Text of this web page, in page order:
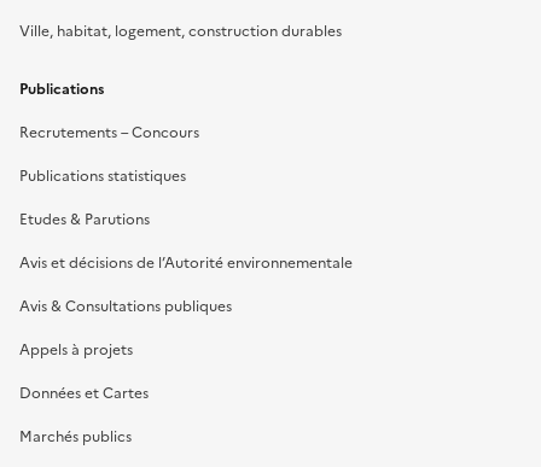
Ville, habitat, logement, construction durables
Publications
Recrutements – Concours
Publications statistiques
Etudes & Parutions
Avis et décisions de l’Autorité environnementale
Avis & Consultations publiques
Appels à projets
Données et Cartes
Marchés publics